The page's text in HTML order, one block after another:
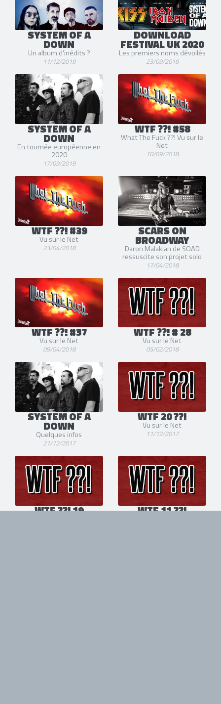
SYSTEM OF A
DOWN
Un album d'inédits ?
11/12/2019
DOWNLOAD
FESTIVAL UK 2020
Les premiers noms dévoilés
23/09/2019
SYSTEM OF A
DOWN
En tournée européenne en
2020
17/09/2019
WTF ??! #58
What The Fuck ??! Vu sur le
Net
10/09/2018
WTF ??! #39
Vu sur le Net
23/04/2018
SCARS ON
BROADWAY
Daron Malakian de SOAD
ressuscite son projet solo
17/04/2018
WTF ??! #37
Vu sur le Net
09/04/2018
WTF ??! # 28
Vu sur le Net
05/02/2018
SYSTEM OF A
DOWN
Quelques infos
21/12/2017
WTF 20 ??!
Vu sur le Net
11/12/2017
WTF ??! 19 WTF 11 ??!